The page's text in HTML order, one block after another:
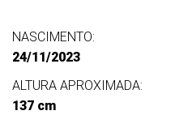
NASCIMENTO:
24/11/2023
ALTURA APROXIMADA:
137 cm